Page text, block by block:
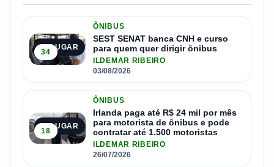
1º LUGAR
34
ÔNIBUS
SEST SENAT banca CNH e curso
para quem quer dirigir ônibus
ILDEMAR RIBEIRO
03/08/2026
2º LUGAR
18
ÔNIBUS
Irlanda paga até R$ 24 mil por mês
para motorista de ônibus e pode
contratar até 1.500 motoristas
ILDEMAR RIBEIRO
26/07/2026